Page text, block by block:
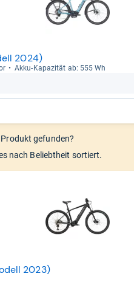
2024)
Akku-​Kapa­zi­tät ab: 555 Wh
gefunden?
nach Beliebtheit sortiert.
2023)